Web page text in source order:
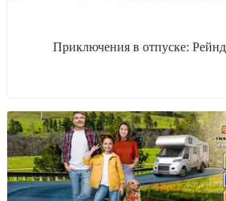
Приключения в отпуске: